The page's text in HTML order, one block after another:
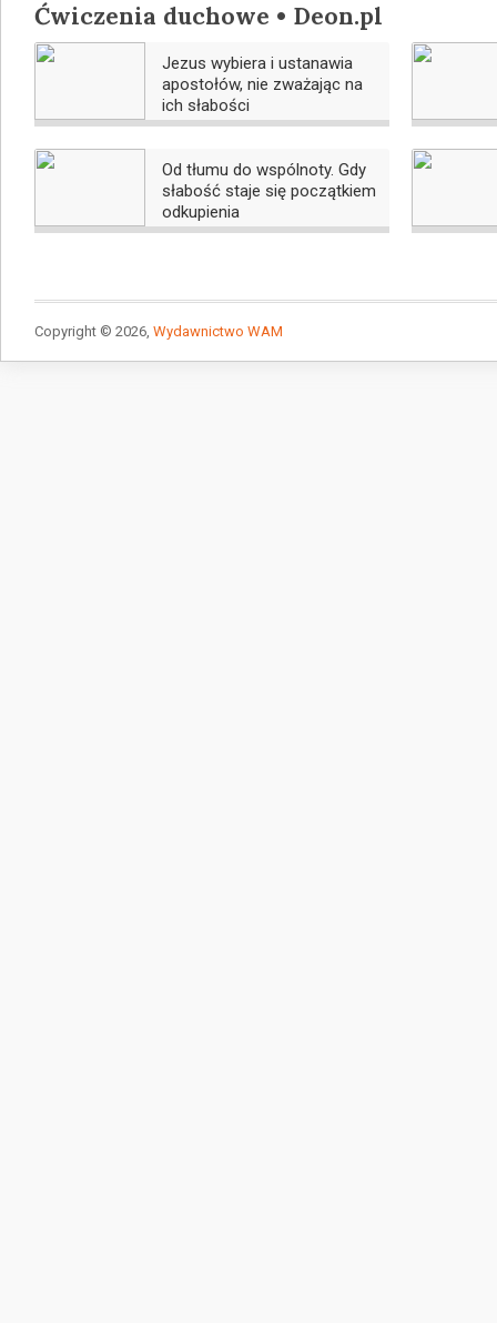
Ćwiczenia duchowe • Deon.pl
Jezus wybiera i ustanawia
apostołów, nie zważając na
ich słabości
Od tłumu do wspólnoty. Gdy
słabość staje się początkiem
odkupienia
Copyright © 2026, Wydawnictwo WAM